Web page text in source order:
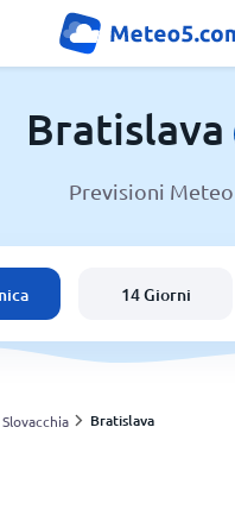
Bratislava
Previsioni Meteo
14 Giorni
Slovacchia Bratislava